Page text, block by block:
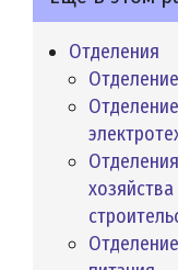
Отделения
Отделение металлообрабатывающих и
Отделения профессий лесного, сельского
Отделение профессий общественного